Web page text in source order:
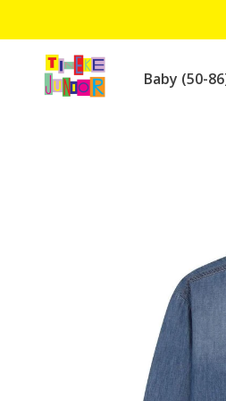
Baby (50-